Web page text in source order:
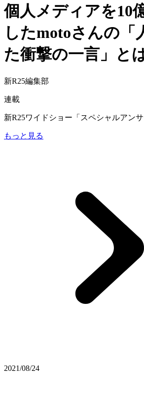
個人メディアを10
したmotoさんの「
た衝撃の一言」と
新R25編集部
連載
新R25ワイドショー「スペシャルアンサ
もっと見る
2021/08/24